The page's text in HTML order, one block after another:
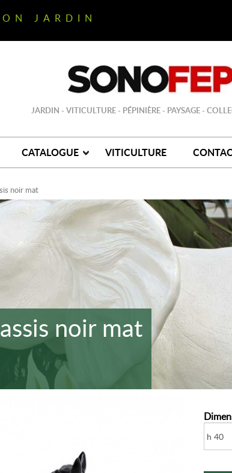
JARDIN
JARDIN - VITICULTURE - PÉPINIÈRE - PAYSAGE -
CATALOGUE VITICULTURE
noir mat
noir mat